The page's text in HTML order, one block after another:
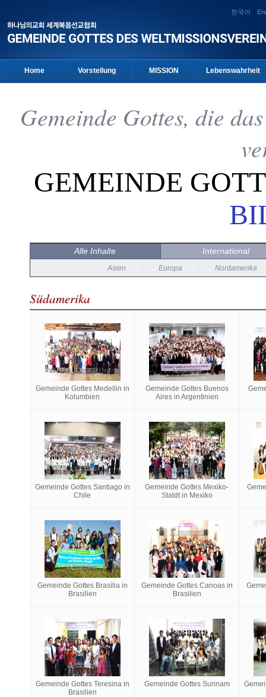
한국어
Home Vorstellung MISSION Lebenswahrheit
Gemeinde Gottes, die
GEMEINDE
Alle Inhalte International
Asien Europa Nordamerika
Südamerika
Gemeinde Gottes Medellin in
Kolumbien
Gemeinde Gottes Buenos
Aires in Argentinien
Gemeinde Gottes Santiago in
Chile
Gemeinde Gottes Mexiko-
Statdt in Mexiko
Gemeinde Gottes Brasília in
Brasilien
Gemeinde Gottes Canoas in
Brasilien
Gemeinde Gottes Teresina in
Brasilien
Gemeinde Gottes Surinam